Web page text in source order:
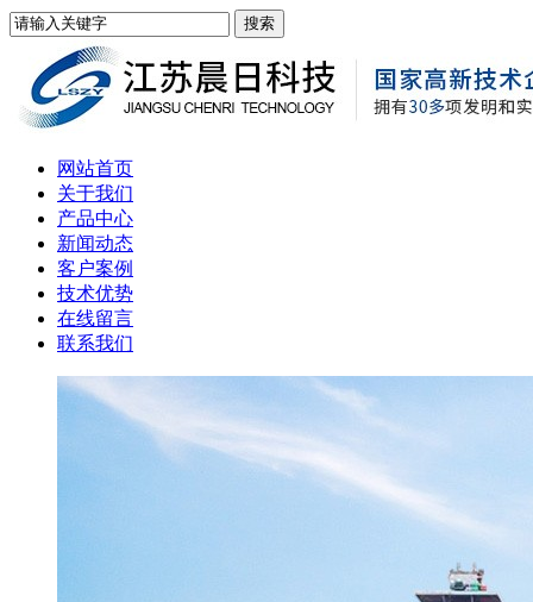
网站首页
关于我们
产品中心
新闻动态
客户案例
技术优势
在线留言
联系我们